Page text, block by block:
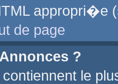
de page
?
le